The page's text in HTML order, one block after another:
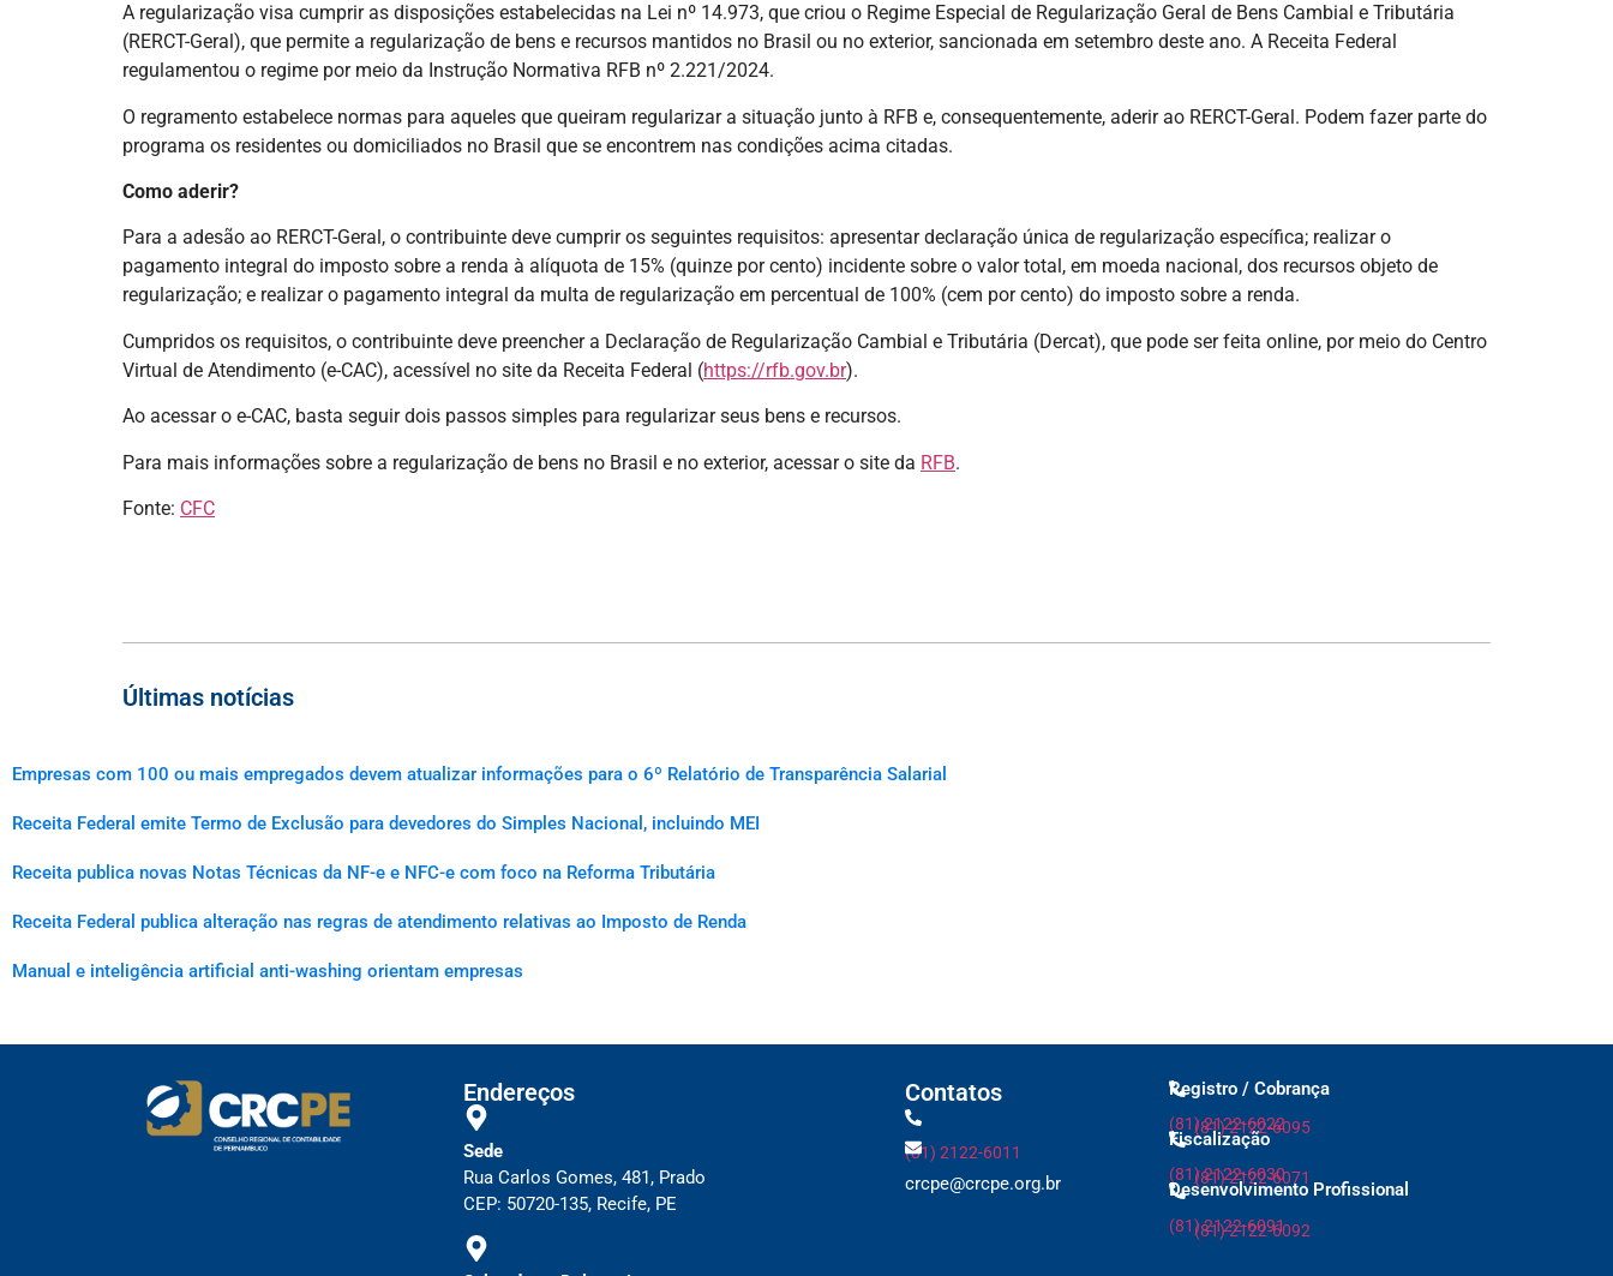
A regularização visa cumprir as disposições estabelecidas na Lei nº 14.973, que criou o Regime Especial de Regularização Geral de Bens Cambial e Tributária
(RERCT-Geral), que permite a regularização de bens e recursos mantidos no Brasil ou no exterior, sancionada em setembro deste ano. A Receita Federal
regulamentou o regime por meio da Instrução Normativa RFB nº 2.221/2024.
O regramento estabelece normas para aqueles que queiram regularizar a situação junto à RFB e, consequentemente, aderir ao RERCT-Geral. Podem fazer parte do
programa os residentes ou domiciliados no Brasil que se encontrem nas condições acima citadas.
Como aderir?
Para a adesão ao RERCT-Geral, o contribuinte deve cumprir os seguintes requisitos: apresentar declaração única de regularização específica; realizar o
pagamento integral do imposto sobre a renda à alíquota de 15% (quinze por cento) incidente sobre o valor total, em moeda nacional, dos recursos objeto de
regularização; e realizar o pagamento integral da multa de regularização em percentual de 100% (cem por cento) do imposto sobre a renda.
Cumpridos os requisitos, o contribuinte deve preencher a Declaração de Regularização Cambial e Tributária (Dercat), que pode ser feita online, por meio do Centro
Virtual de Atendimento (e-CAC), acessível no site da Receita Federal (https://rfb.gov.br).
Ao acessar o e-CAC, basta seguir dois passos simples para regularizar seus bens e recursos.
Para mais informações sobre a regularização de bens no Brasil e no exterior, acessar o site da RFB.
Fonte: CFC
Últimas notícias
Empresas com 100 ou mais empregados devem atualizar informações para o 6º Relatório de Transparência Salarial
Receita Federal emite Termo de Exclusão para devedores do Simples Nacional, incluindo MEI
Receita publica novas Notas Técnicas da NF-e e NFC-e com foco na Reforma Tributária
Receita Federal publica alteração nas regras de atendimento relativas ao Imposto de Renda
Manual e inteligência artificial anti-washing orientam empresas
Endereços
Sede
Rua Carlos Gomes, 481, Prado
CEP: 50720-135, Recife, PE
Contatos
(81) 2122-6011
crcpe@crcpe.org.br
Registro / Cobrança
(81) 2122-6022
(81) 2122-6095
Fiscalização
(81) 2122-6030
(81) 2122-6071
Desenvolvimento Profissional
(81) 2122-6091
(81) 2122-6092